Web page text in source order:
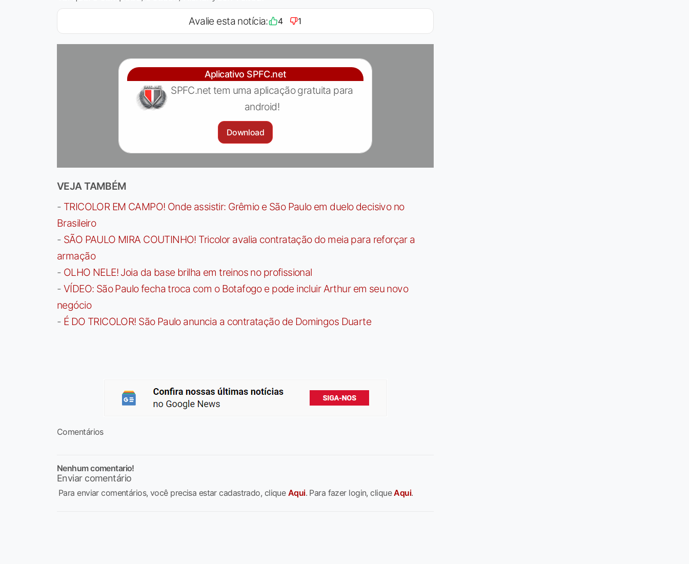
Avalie esta notícia: 4 1
Aplicativo SPFC.net
SPFC.net tem uma aplicação gratuita para
android!
Download
VEJA TAMBÉM
- TRICOLOR EM CAMPO! Onde assistir: Grêmio e São Paulo em duelo decisivo no
Brasileiro
- SÃO PAULO MIRA COUTINHO! Tricolor avalia contratação do meia para reforçar a
armação
- OLHO NELE! Joia da base brilha em treinos no profissional
- VÍDEO: São Paulo fecha troca com o Botafogo e pode incluir Arthur em seu novo
negócio
- É DO TRICOLOR! São Paulo anuncia a contratação de Domingos Duarte
Comentários
Nenhum comentario!
Enviar comentário
Para enviar comentários, você precisa estar cadastrado, clique Aqui. Para fazer login, cliqueAqui.